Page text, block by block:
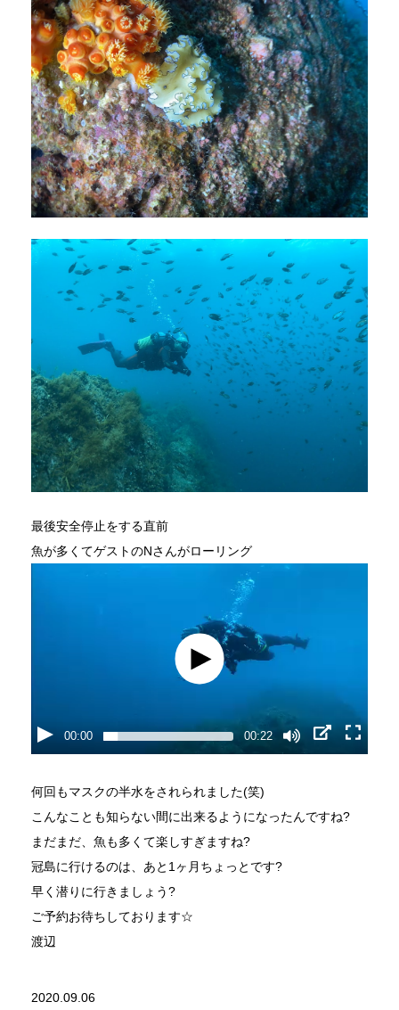
最後安全停止をする直前
魚が多くてゲストのNさんがローリング
00:00 00:22
何回もマスクの半水をされられました(笑)
こんなことも知らない間に出来るようになったんですね?
まだまだ、魚も多くて楽しすぎますね?
冠島に行けるのは、あと1ヶ月ちょっとです?
早く潜りに行きましょう?
ご予約お待ちしております☆
渡辺
2020.09.06